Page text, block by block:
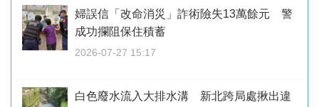
婦誤信「改命消災」詐術險失13萬餘元 警
成功攔阻保住積蓄
2026-07-27 15:17
白色廢水流入大排水溝 新北跨局處揪出違